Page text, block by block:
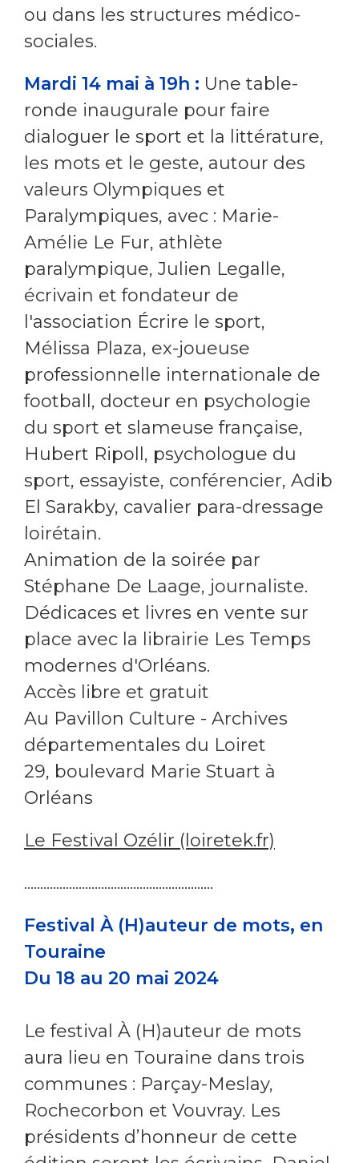
ou dans les structures médico-
sociales.
Mardi 14 mai à 19h : Une table-
ronde inaugurale pour faire
dialoguer le sport et la littérature,
les mots et le geste, autour des
valeurs Olympiques et
Paralympiques, avec : Marie-
Amélie Le Fur, athlète
paralympique, Julien Legalle,
écrivain et fondateur de
l'association Écrire le sport,
Mélissa Plaza, ex-joueuse
professionnelle internationale de
football, docteur en psychologie
du sport et slameuse française,
Hubert Ripoll, psychologue du
sport, essayiste, conférencier, Adib
El Sarakby, cavalier para-dressage
loirétain.
Animation de la soirée par
Stéphane De Laage, journaliste.
Dédicaces et livres en vente sur
place avec la librairie Les Temps
modernes d'Orléans.
Accès libre et gratuit
Au Pavillon Culture - Archives
départementales du Loiret
29, boulevard Marie Stuart à
Orléans
Le Festival Ozélir (loiretek.fr)
...........................................................
Festival À (H)auteur de mots, en
Touraine
Du 18 au 20 mai 2024
Le festival À (H)auteur de mots
aura lieu en Touraine dans trois
communes : Parçay-Meslay,
Rochecorbon et Vouvray. Les
présidents d’honneur de cette